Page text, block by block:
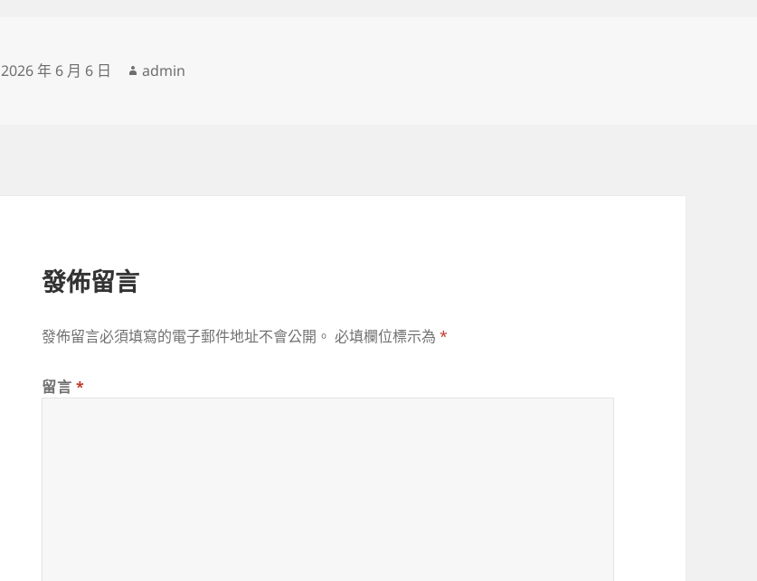
發
2026 年 6 月 6 日
作
admin
發佈留言
發佈留言必須填寫的電子郵件地址不會公開。 必填欄位標示為*
留言*